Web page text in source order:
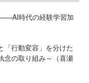
時代の経験学習加
「行動変容」を分けた
念の取り組み～（喜瀬